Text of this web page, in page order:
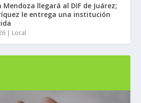
Mendoza llegará al DIF de Juárez;
le entrega una institución
| Local